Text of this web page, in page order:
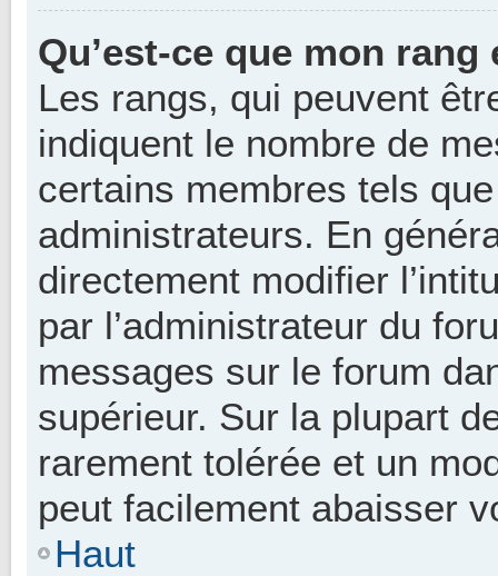
Qu’est-ce que mon
Les rangs, qui peuvent
indiquent le nombre de
certains membres tels
administrateurs. En
directement modifier
par l’administrateur du
messages sur le forum
supérieur. Sur la plupart
rarement tolérée et un
peut facilement abaisser
Haut